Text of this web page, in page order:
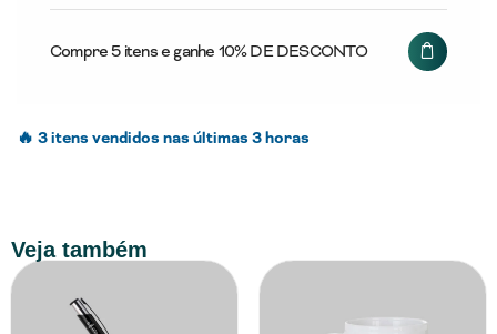
Compre 5 itens e ganhe 10% DE DESCONTO
🔥 3 itens vendidos nas últimas 3 horas
Veja também